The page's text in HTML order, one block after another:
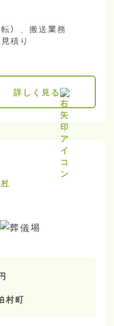
）、搬送業務
積り
詳しく見る
村町